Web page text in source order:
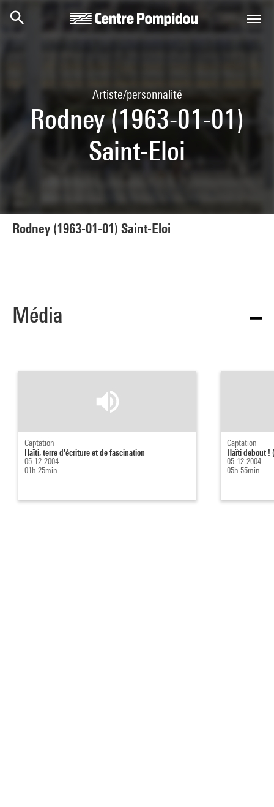
Artiste/personnalité
Rodney (1963-01-01)
Saint-Eloi
Rodney (1963-01-01) Saint-Eloi
Média
Captation
Haïti, terre d'écriture et de fascination
05-12-2004
01h 25min
Captation
Haïti debout !
05-12-2004
05h 55min